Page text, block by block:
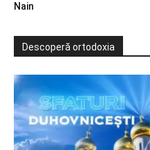
Nain
Descoperă ortodoxia